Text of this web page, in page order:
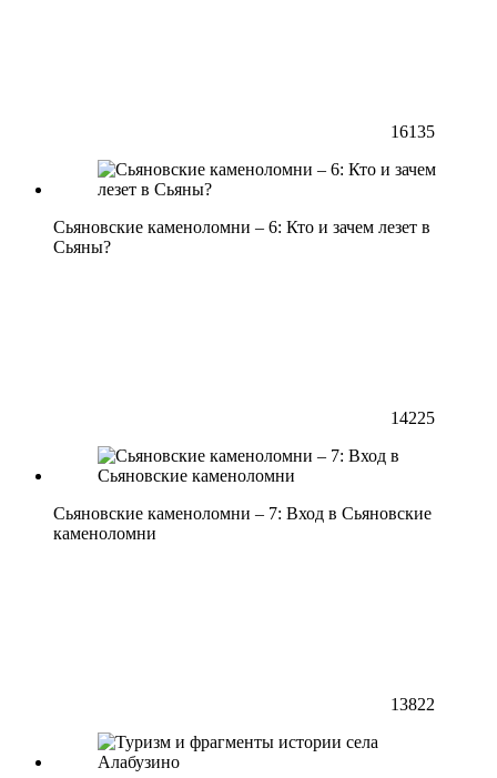
16135
Сьяновские каменоломни – 6: Кто и зачем лезет в
Сьяны?
14225
Сьяновские каменоломни – 7: Вход в Сьяновские
каменоломни
13822